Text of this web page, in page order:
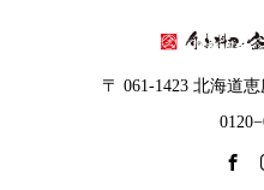
〒 061-1423 北海道